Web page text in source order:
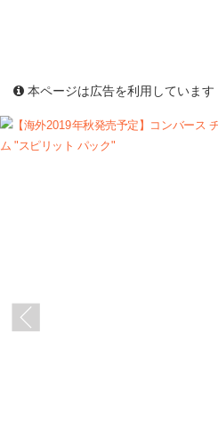
本ページは広告を利用しています